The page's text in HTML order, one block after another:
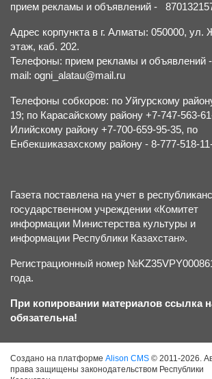
прием рекламы и объявлений -
Адрес корпункта в г. Алматы: 050000, ул.
этаж, каб. 202.
Телефоны: прием рекламы и объявлений
mail: ogni_alatau@mail.ru
Телефоны собкоров: по Уйгурскому
19; по Карасайскому району +7-747-563-
Илийскому району +7-700-659-95-35, по
Енбекшиказахскому району - 8-777-518-
Газета поставлена на учет в
государственном учреждении «Комитет
информации Министерства культуры и
информации Республики Казахстан».
Регистрационный номер
года.
При копировании материалов ссылка
обязательна!
Создано на платформе Alison CMS © 2011-2026.
права защищены законодательством Республики